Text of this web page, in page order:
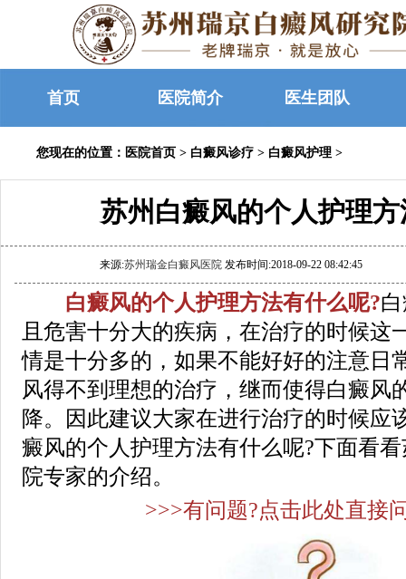
首页 医院简介 医生团队
您现在的位置： 医院首页 > 白癜风诊疗 > 白癜风护理 >
苏州白癜风的个人护理
来源:苏州瑞金白癜风医院 发布时间:2018-09-22 08:42:45
白癜风的个人护理方法有什么呢?
且危害十分大的疾病，在治疗的时候这
情是十分多的，如果不能好好的注意日
风得不到理想的治疗，继而使得白癜风
降。因此建议大家在进行治疗的时候应
癜风的个人护理方法有什么呢?下面看
院专家的介绍。
>>>有问题?点击此处直接